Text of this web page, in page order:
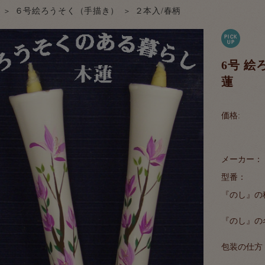
６号絵ろうそく（手描き） ２本入/春柄
6号 絵
蓮
価格:
メーカー：
型番：
『のし』
『のし』
包装の仕方